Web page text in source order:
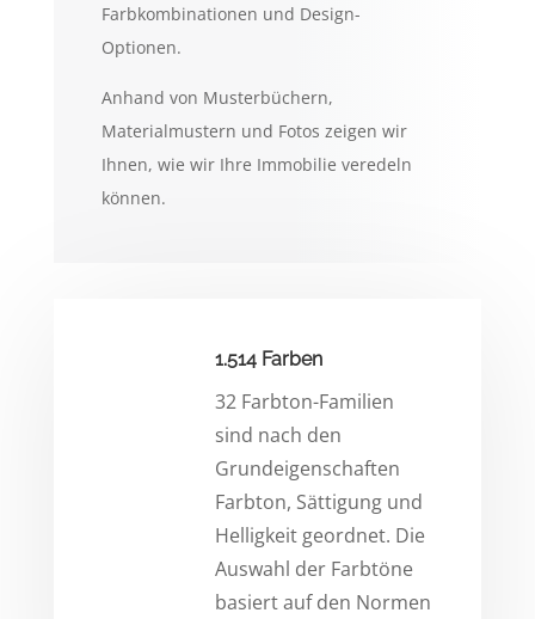
Farbkombinationen und Design-
Optionen.
Anhand von Musterbüchern,
Materialmustern und Fotos zeigen wir
Ihnen, wie wir Ihre Immobilie veredeln
können.
1.514 Farben
32 Farbton-Familien
sind nach den
Grundeigenschaften
Farbton, Sättigung und
Helligkeit geordnet. Die
Auswahl der Farbtöne
basiert auf den Normen